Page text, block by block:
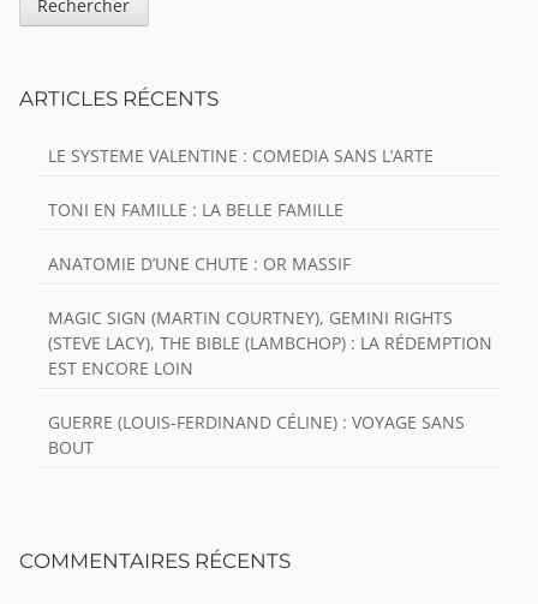
ARTICLES RÉCENTS
LE SYSTEME VALENTINE : COMEDIA SANS L’ARTE
TONI EN FAMILLE : LA BELLE FAMILLE
ANATOMIE D’UNE CHUTE : OR MASSIF
MAGIC SIGN (MARTIN COURTNEY), GEMINI RIGHTS
(STEVE LACY), THE BIBLE (LAMBCHOP) : LA RÉDEMPTION
EST ENCORE LOIN
GUERRE (LOUIS-FERDINAND CÉLINE) : VOYAGE SANS
BOUT
COMMENTAIRES RÉCENTS